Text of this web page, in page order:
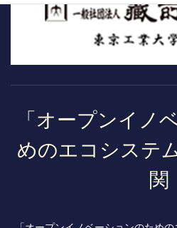
「オープンイノ
めのエコシステ
関